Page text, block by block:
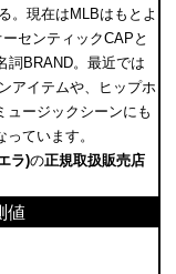
。現在はMLBはもとよ
センティックCAPと
詞BRAND。最近では
アイテムや、ヒップホ
ュージックシーンにも
ています。
ラ)の正規取扱販売店
値